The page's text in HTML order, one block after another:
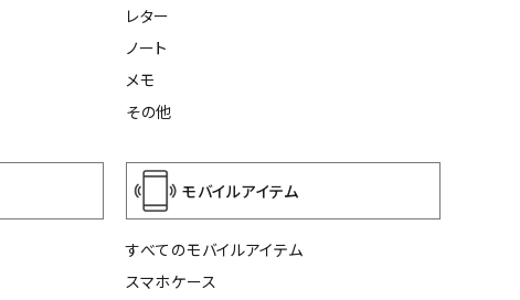
レター
ノート
メモ
その他
モバイルアイテム
すべてのモバイルアイテム
スマホケース